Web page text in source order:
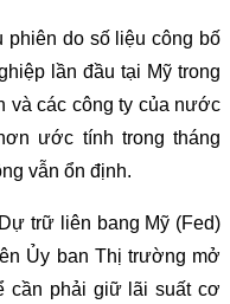
phiên do số liệu công bố
lần đầu tại Mỹ trong
và các công ty của nước
ước tính trong tháng
vẫn ổn định.
trữ liên bang Mỹ (Fed)
Ủy ban Thị trường mở
cần phải giữ lãi suất cơ